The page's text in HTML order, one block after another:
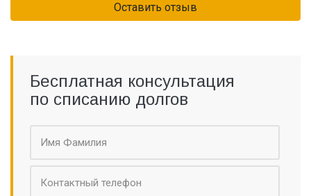
Оставить отзыв
Бесплатная консультация
по списанию долгов